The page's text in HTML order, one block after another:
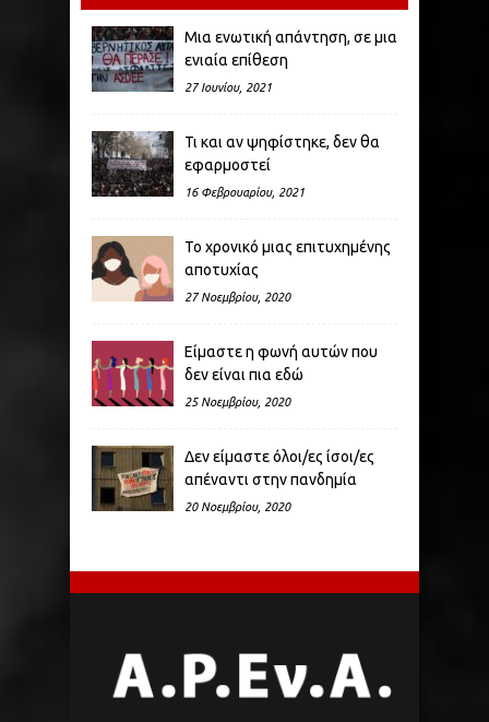
Μια ενωτική απάντηση, σε μια
ενιαία επίθεση
27 Ιουνίου, 2021
Τι και αν ψηφίστηκε, δεν θα
εφαρμοστεί
16 Φεβρουαρίου, 2021
Το χρονικό μιας επιτυχημένης
αποτυχίας
27 Νοεμβρίου, 2020
Είμαστε η φωνή αυτών που
δεν είναι πια εδώ
25 Νοεμβρίου, 2020
Δεν είμαστε όλοι/ες ίσοι/ες
απέναντι στην πανδημία
20 Νοεμβρίου, 2020